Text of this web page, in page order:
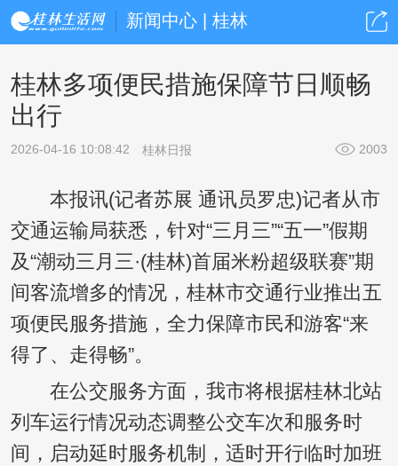
新闻中心 | 桂林
桂林多项便民措施保障节日顺畅
出行
2026-04-16 10:08:42 桂林日报 2003
本报讯(记者苏展 通讯员罗忠)记者从市
交通运输局获悉，针对“三月三”“五一”假期
及“潮动三月三·(桂林)首届米粉超级联赛”期
间客流增多的情况，桂林市交通行业推出五
项便民服务措施，全力保障市民和游客“来
得了、走得畅”。
在公交服务方面，我市将根据桂林北站
列车运行情况动态调整公交车次和服务时
间，启动延时服务机制，适时开行临时加班